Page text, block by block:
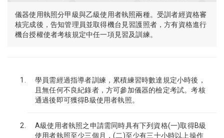
儀器使用執照分甲級與乙級使用者執照兩種。受訓者經資格審
核完成後，告知管理員並取得機台見習護照者，方有資格進行
機台授權使者考核規定中任一項見習及訓練。
學員需經過指導者訓練，累積練習時數達規定小時後，
且無任何不良紀錄者，方可參加儀器的檢定考試。考核
通過後即可獲得B級使用者執照。
A級使用者執照之申請需同時具有下列資格(一)取得B級
使用者執照至少三個月，(二)至少有三十小時以上操作